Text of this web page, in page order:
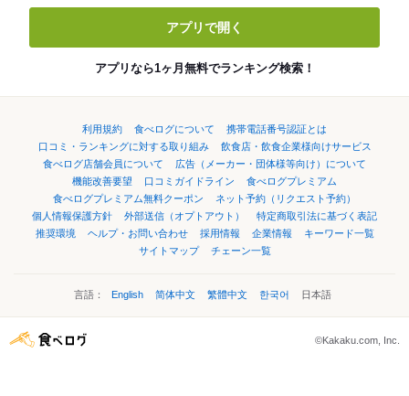
アプリで開く
アプリなら1ヶ月無料でランキング検索！
利用規約 食べログについて
携帯電話番号認証とは
口コミ・ランキングに対する取り組み
飲食店・飲食企業様向けサービス
食べログ店舗会員について
広告（メーカー・団体様等向け）について
機能改善要望
口コミガイドライン
食べログプレミアム
食べログプレミアム無料クーポン
ネット予約（リクエスト予約）
個人情報保護方針
外部送信（オプトアウト）
特定商取引法に基づく表記
推奨環境
ヘルプ・お問い合わせ 採用情報 企業情報
キーワード一覧
サイトマップ
チェーン一覧
言語： English 简体中文 繁體中文 한국어 日本語
©Kakaku.com, Inc.